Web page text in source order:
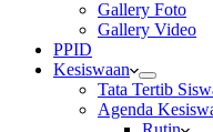
Gallery Foto
Gallery Video
PPID
Kesiswaan
Tata Tertib
Agenda